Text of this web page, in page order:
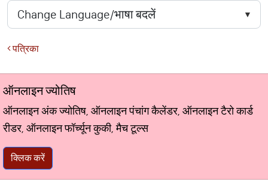
पत्रिका
ऑनलाइन ज्योतिष
ऑनलाइन अंक ज्योतिष, ऑनलाइन पंचांग कैलेंडर, ऑनलाइन टैरो कार्ड
रीडर, ऑनलाइन फॉर्च्यून कुकी, मैच टूल्स
क्लिक करें